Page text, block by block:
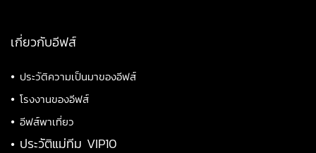
เกี่ยวกับอีฟส์
• ประวัติความเป็นมาของอีฟส์
• โรงงานของอีฟส์
• อีฟส์พาเที่ยว
• ประวัติแม่ทีม VIP10